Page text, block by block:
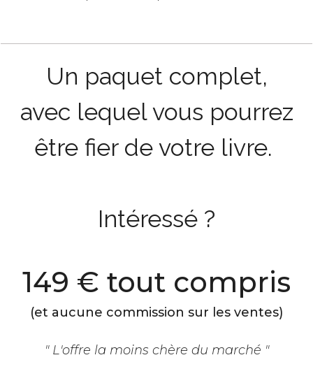
Un paquet complet,
avec lequel vous pourrez
être fier de votre livre.
Intéressé ?
149 € tout compris
(et aucune commission sur les ventes)
" L'offre la moins chère du marché "